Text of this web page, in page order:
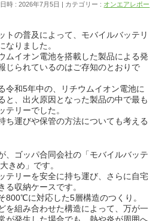
時 : 2026年7月5日 カテゴリー : オンエアレポー
トの普及によって、モバイルバッテリ
なりました。
ムイオン電池を搭載した製品による発
じられているのはご存知のとおりで
令和5年中の、リチウムイオン電池に
と、出火原因となった製品の中で最も
テリーでした。
ち運びや保管の方法についても考える
、ゴッパ合同会社の「モバイルバッテ
きめ」です。
テリーを安全に持ち運び、さらに自宅
る収納ケースです。
800℃に対応した5層構造のつくり。
を組み合わせた構造によって、万が一